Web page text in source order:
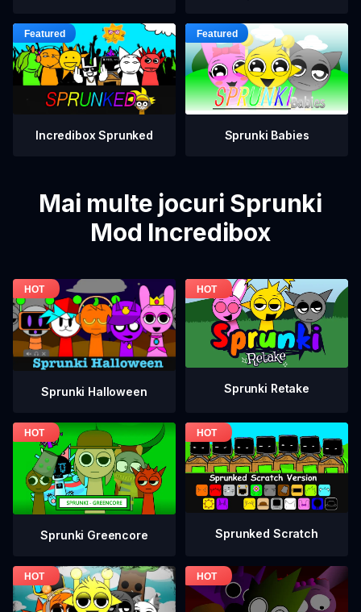
Incredibox Sprunked Sprunki Babies
Mai multe jocuri Sprunki
Mod Incredibox
Sprunki Halloween Sprunki Retake
Sprunki Greencore Sprunked Scratch